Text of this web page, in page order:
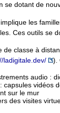
se dotant de
les
Ces outils se
de classe à
ladigitale.dev/ ).
audio :
capsules vidéos
sur le mur
des visites